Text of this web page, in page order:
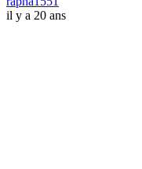
il y a 20 ans